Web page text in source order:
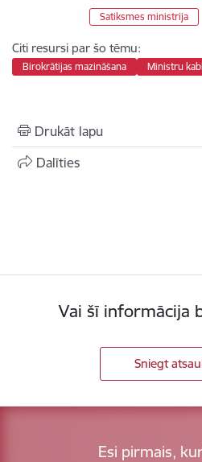
Satiksmes ministrija
Citi resursi par šo tēmu:
Birokrātijas mazināšana Ministru
Drukāt lapu
Dalīties
Vai šī informācija
Sniegt
Esi pirmais,